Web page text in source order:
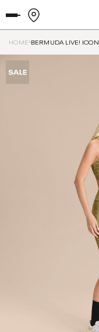
HOME BERMUDA LIVE! ICON